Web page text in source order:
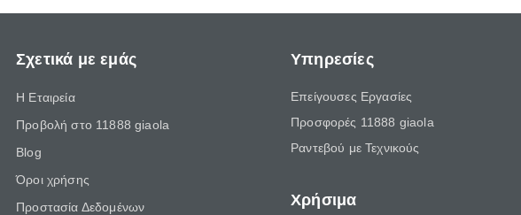
Σχετικά με εμάς
Η Εταιρεία
Προβολή στο 11888 giaola
Blog
Όροι χρήσης
Προστασία Δεδομένων
Υπηρεσίες
Επείγουσες Εργασίες
Προσφορές 11888 giaola
Ραντεβού με Τεχνικούς
Χρήσιμα